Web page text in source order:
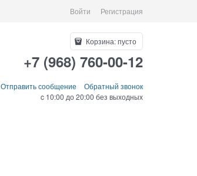
Войти Регистрация
Корзина:пусто
+7 (968) 760-00-12
Отправить сообщение
Обратный звонок
c 10:00 до 20:00 без выходных